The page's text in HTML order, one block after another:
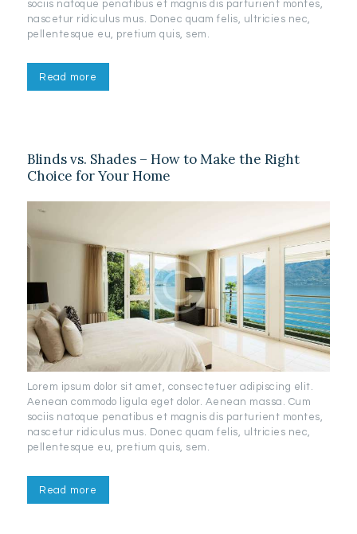
sociis natoque penatibus et magnis dis parturient montes,
nascetur ridiculus mus. Donec quam felis, ultricies nec,
pellentesque eu, pretium quis, sem.
Read more
Blinds vs. Shades – How to Make the Right
Choice for Your Home
Lorem ipsum dolor sit amet, consectetuer adipiscing elit.
Aenean commodo ligula eget dolor. Aenean massa. Cum
sociis natoque penatibus et magnis dis parturient montes,
nascetur ridiculus mus. Donec quam felis, ultricies nec,
pellentesque eu, pretium quis, sem.
Read more